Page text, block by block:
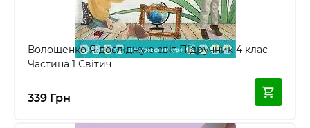
Волощенко Я досліджую світ Підручник 4 клас
Частина 1 Світич
339 Грн